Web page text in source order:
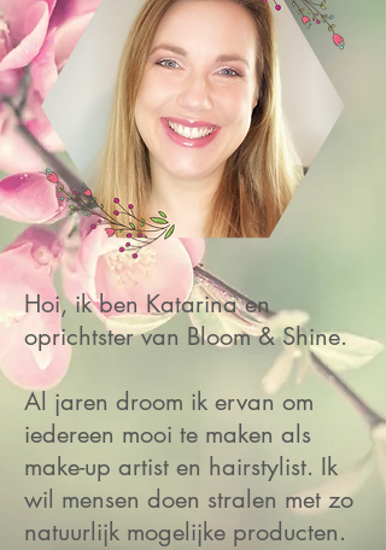
Hoi, ik ben Katarina en
oprichtster van Bloom & Shine.
Al jaren droom ik ervan om
iedereen mooi te maken als
make-up artist en hairstylist. Ik
wil mensen doen stralen met zo
natuurlijk mogelijke producten.